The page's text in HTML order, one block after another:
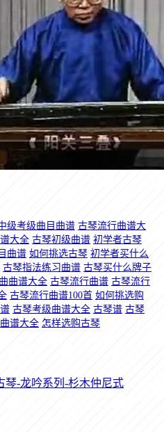
级考级曲目曲谱 古琴流行曲谱大
大全 古琴初级曲谱 初学者古琴
曲谱 如何挑选古琴 初学者买什么
古琴指法练习曲谱 古琴买什么牌子
曲谱大全 古琴流行曲谱 古琴流行
古琴流行曲谱100首 如何挑选购
古琴考级曲谱大全 古琴谱 古琴
谱大全 怎样选购古琴